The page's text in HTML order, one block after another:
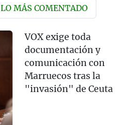
LO MÁS COMENTADO
VOX exige toda
documentación y
comunicación con
Marruecos tras la
"invasión" de Ceuta